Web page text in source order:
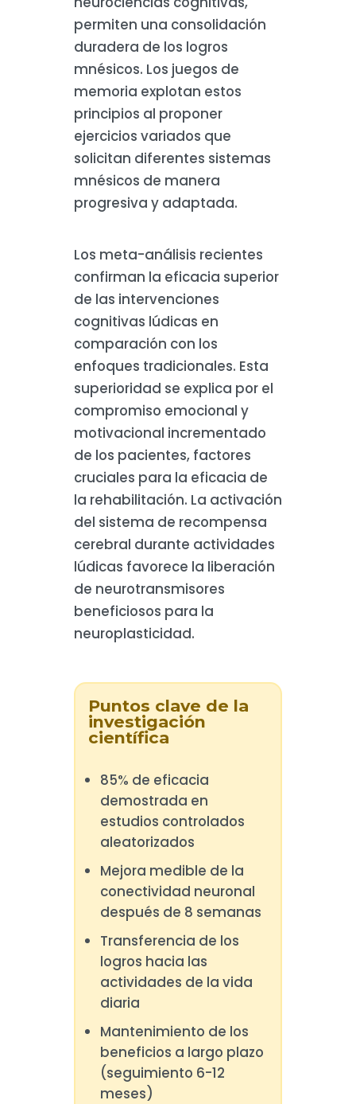
permiten una consolidación
duradera de los logros
mnésicos. Los juegos de
memoria explotan estos
principios al proponer
ejercicios variados que
solicitan diferentes sistemas
mnésicos de manera
progresiva y adaptada.
Los meta-análisis recientes
confirman la eficacia superior
de las intervenciones
cognitivas lúdicas en
comparación con los
enfoques tradicionales. Esta
superioridad se explica por el
compromiso emocional y
motivacional incrementado
de los pacientes, factores
cruciales para la eficacia de
la rehabilitación. La activación
del sistema de recompensa
cerebral durante actividades
lúdicas favorece la liberación
de neurotransmisores
beneficiosos para la
neuroplasticidad.
Puntos clave de la
investigación
científica
85% de eficacia
demostrada en
estudios controlados
aleatorizados
Mejora medible de la
conectividad neuronal
después de 8 semanas
Transferencia de los
logros hacia las
actividades de la vida
diaria
Mantenimiento de los
beneficios a largo plazo
(seguimiento 6-12
meses)